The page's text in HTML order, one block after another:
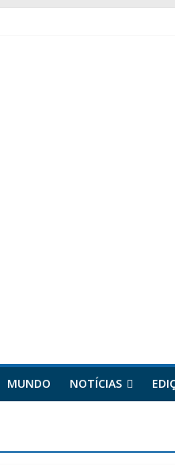
MUNDO NOTÍCIAS